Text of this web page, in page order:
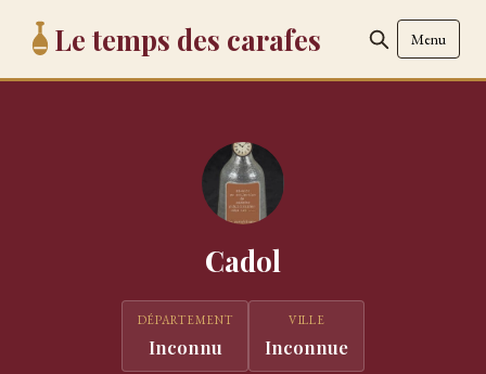
Le temps des carafes Menu
Cadol
DÉPARTEMENT
Inconnu
VILLE
Inconnue